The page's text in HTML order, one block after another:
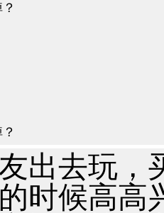
出去玩，
时候高高